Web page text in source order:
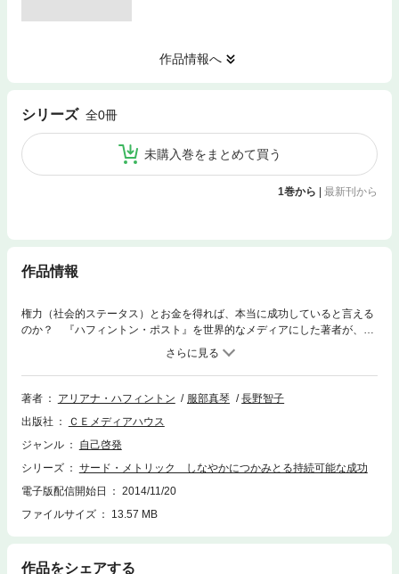
作品情報へ
シリーズ 全0冊
未購入巻をまとめて買う
1巻から 最新刊から
作品情報
権力（社会的ステータス）とお金を得れば、本当に成功していると言える
のか？ 『ハフィントン・ポスト』を世界的なメディアにした著者が、自
身の経験（過労による病気）から気づき、導いた、仕事の仕方やバラン
ス、そして心を穏やかに本当の意味で豊かに生きるための哲学。全米ベス
トセラー日本上陸。
著者
アリアナ・ハフィントン 服部真琴
長野智子
出版社
ＣＥメディアハウス
ジャンル
自己啓発
シリーズ
サード・メトリック しなやかにつかみとる持続可能な成功
電子版配信開始日
2014/11/20
ファイルサイズ
13.57 MB
作品をシェアする